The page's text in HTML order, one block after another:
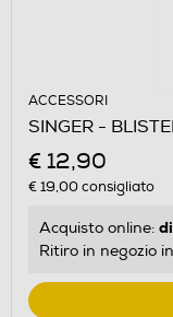
ACCESSORI
SINGER -
€ 12,90
€ 19,00consigliato
Acquisto online:
Ritiro in negozio